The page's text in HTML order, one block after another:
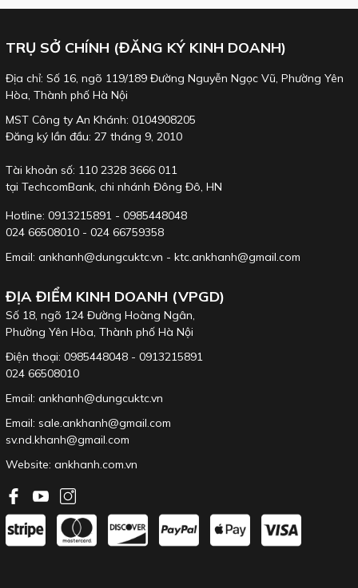
TRỤ SỞ CHÍNH (ĐĂNG KÝ KINH DOANH)
Địa chỉ: Số 16, ngõ 119/189 Đường Nguyễn Ngọc Vũ, Phường Yên
Hòa, Thành phố Hà Nội
MST Công ty An Khánh: 0104908205
Đăng ký lần đầu: 27 tháng 9, 2010
Tài khoản số: 110 2328 3666 011
tại TechcomBank, chi nhánh Đông Đô, HN
Hotline: 0913215891 - 0985448048
024 66508010 - 024 66759358
Email: ankhanh@dungcuktc.vn - ktc.ankhanh@gmail.com
ĐỊA ĐIỂM KINH DOANH (VPGD)
Số 18, ngõ 124 Đường Hoàng Ngân,
Phường Yên Hòa, Thành phố Hà Nội
Điện thoại: 0985448048 - 0913215891
024 66508010
Email: ankhanh@dungcuktc.vn
Email: sale.ankhanh@gmail.com
sv.nd.khanh@gmail.com
Website: ankhanh.com.vn